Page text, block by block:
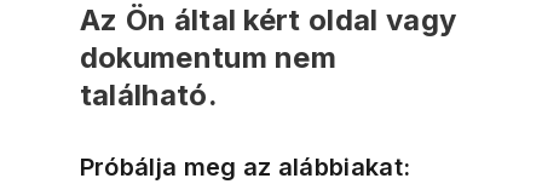
Az Ön által kért oldal vagy
dokumentum nem
található.
Próbálja meg az alábbiakat: